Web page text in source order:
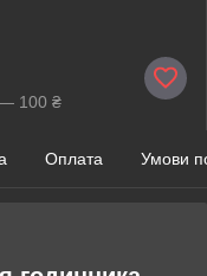
— 100 ₴
Оплата Умови